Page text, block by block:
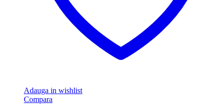
Adauga in wishlist
Compara